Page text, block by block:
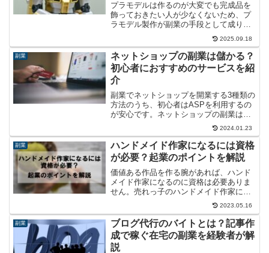
プラモデルは作るのが大変でも完成品を
飾っておきたい人が少なくないため、プ
ラモデル製作が副業の手段として成り立
っています。プラモデルを作る仕事には
製作代行と完成品販売の2種類があります
ので、それぞれの収入目安と注意点につ
いて解説します。
2025.09.18
副業
ネットショップの副業は儲かる？
初心者におすすめのサービスを紹
介
副業でネットショップを開業する3種類の
方法のうち、初心者はASPを利用するの
が安心です。ネットショップの副業はど
れだけ儲かるのか、おすすめのASPと合
2024.01.23
副業
ハンドメイド作家になるには資格
が必要？起業のポイントを解説
価値ある作品を作る腕があれば、ハンド
メイド作家になるのに資格は必要ありま
せん。売れっ子のハンドメイド作家にな
るにはコツもありますので、起業のポイ
2023.05.16
副業
ブログ代行のバイトとは？記事作
成で稼ぐ在宅の副業を経験者が解
説